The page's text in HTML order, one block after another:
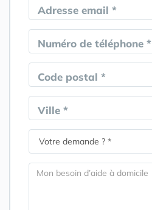
Adresse email *
Numéro de téléphone *
Code postal *
Ville *